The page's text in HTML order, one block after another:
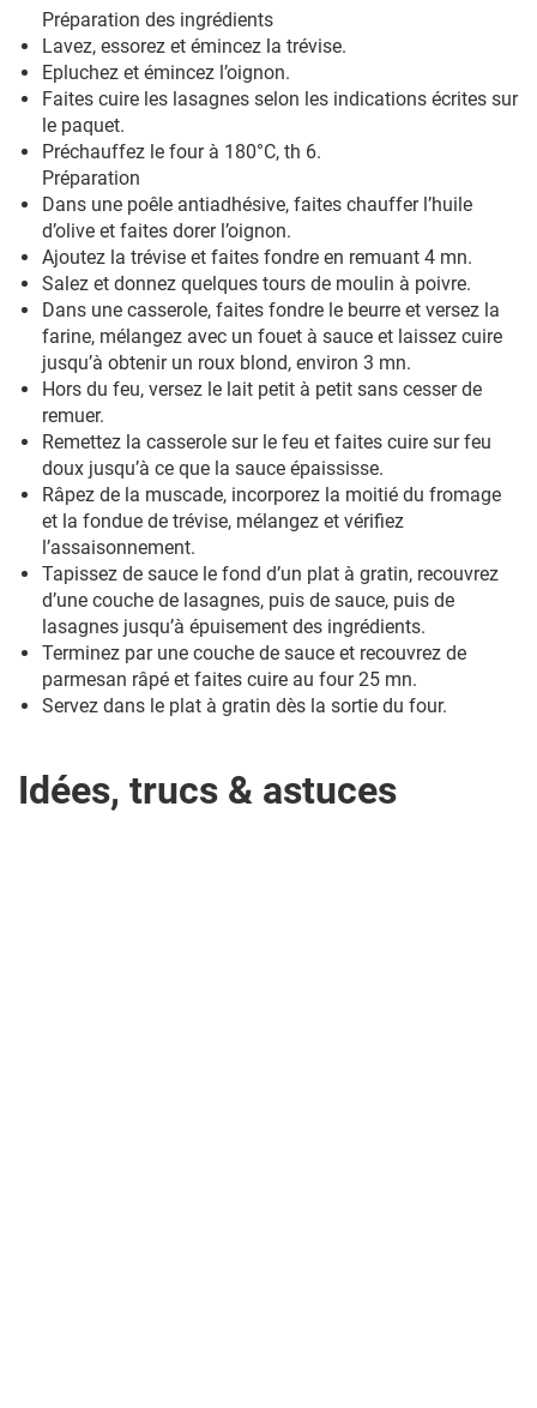
Préparation des ingrédients
Lavez, essorez et émincez la trévise.
Epluchez et émincez l’oignon.
Faites cuire les lasagnes selon les indications écrites sur
le paquet.
Préchauffez le four à 180°C, th 6.
Préparation
Dans une poêle antiadhésive, faites chauffer l’huile
d’olive et faites dorer l’oignon.
Ajoutez la trévise et faites fondre en remuant 4 mn.
Salez et donnez quelques tours de moulin à poivre.
Dans une casserole, faites fondre le beurre et versez la
farine, mélangez avec un fouet à sauce et laissez cuire
jusqu’à obtenir un roux blond, environ 3 mn.
Hors du feu, versez le lait petit à petit sans cesser de
remuer.
Remettez la casserole sur le feu et faites cuire sur feu
doux jusqu’à ce que la sauce épaississe.
Râpez de la muscade, incorporez la moitié du fromage
et la fondue de trévise, mélangez et vérifiez
l’assaisonnement.
Tapissez de sauce le fond d’un plat à gratin, recouvrez
d’une couche de lasagnes, puis de sauce, puis de
lasagnes jusqu’à épuisement des ingrédients.
Terminez par une couche de sauce et recouvrez de
parmesan râpé et faites cuire au four 25 mn.
Servez dans le plat à gratin dès la sortie du four.
Idées, trucs & astuces